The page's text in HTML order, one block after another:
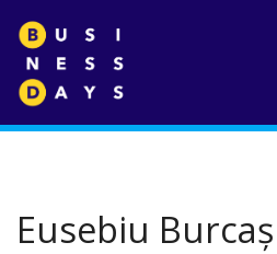
Eusebiu Burcaș